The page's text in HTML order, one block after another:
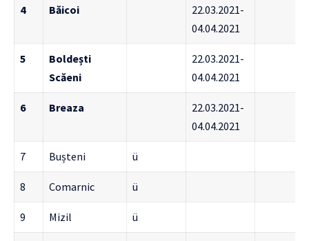
4 Băicoi
22.03.2021-
04.04.2021
5
Boldești
Scăeni
22.03.2021-
04.04.2021
6 Breaza
22.03.2021-
04.04.2021
7 Bușteni ü
8 Comarnic ü
9 Mizil ü